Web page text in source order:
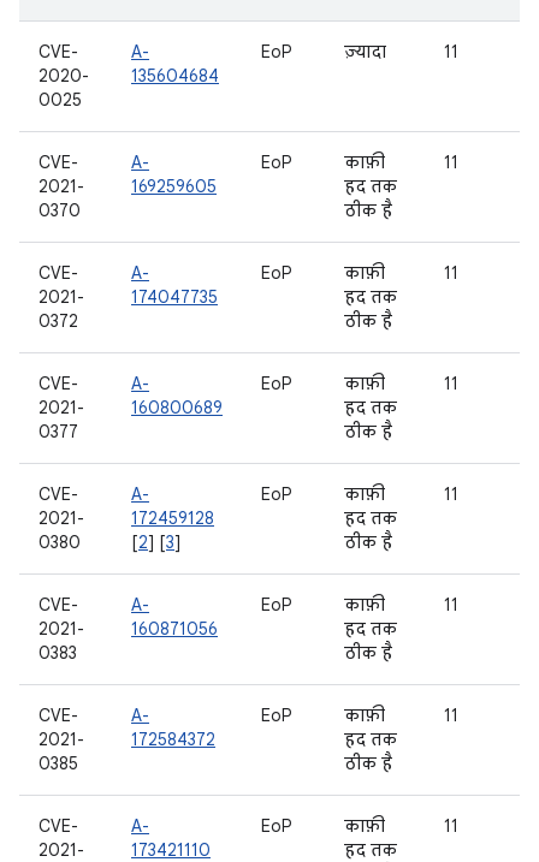
CVE-
2020-
0025
A-
135604684
EoP ज़्यादा 11
CVE-
2021-
0370
A-
169259605
EoP
काफ़ी
हद तक
ठीक है
11
CVE-
2021-
0372
A-
174047735
EoP
काफ़ी
हद तक
ठीक है
11
CVE-
2021-
0377
A-
160800689
EoP
काफ़ी
हद तक
ठीक है
11
CVE-
2021-
0380
A-
172459128
[2] [3]
EoP
काफ़ी
हद तक
ठीक है
11
CVE-
2021-
0383
A-
160871056
EoP
काफ़ी
हद तक
ठीक है
11
CVE-
2021-
0385
A-
172584372
EoP
काफ़ी
हद तक
ठीक है
11
CVE-
2021-
A-
173421110
EoP
काफ़ी
हद तक
11